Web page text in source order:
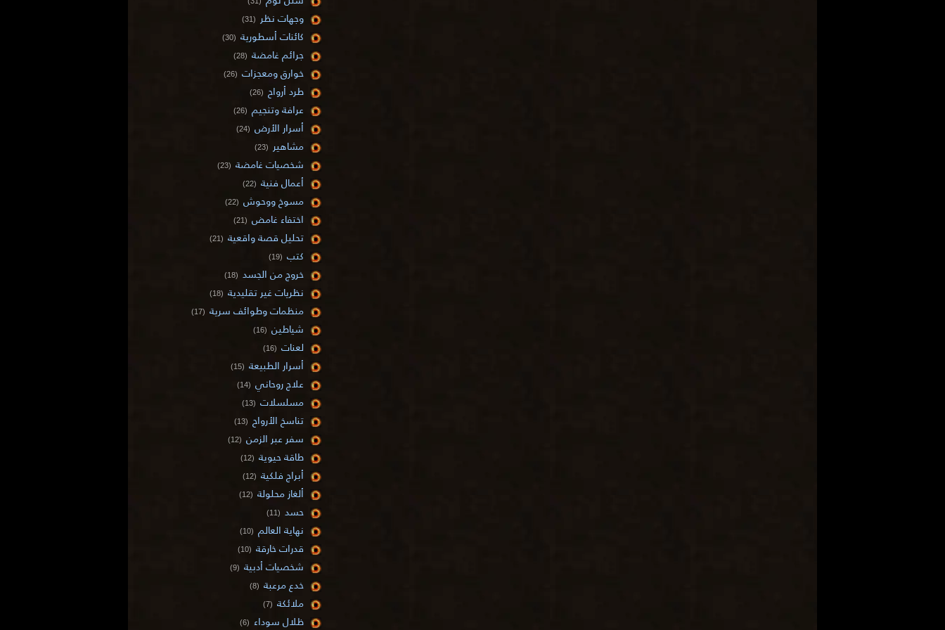
وجهات نظر (31)
كائنات أسطورية (30)
جرائم غامضة (28)
خوارق ومعجزات (26)
طرد أرواح (26)
عرافة وتنجيم (26)
أسرار الأرض (24)
مشاهير (23)
شخصيات غامضة (23)
أعمال فنية (22)
مسوخ ووحوش (22)
اختفاء غامض (21)
تحليل قصة واقعية (21)
كتب (19)
خروج من الجسد (18)
نظريات غير تقليدية (18)
منظمات وطوائف سرية (17)
شياطين (16)
لعنات (16)
أسرار الطبيعة (15)
علاج روحاني (14)
مسلسلات (13)
تناسخ الأرواح (13)
سفر عبر الزمن (12)
طاقة حيوية (12)
أبراج فلكية (12)
ألغاز محلولة (12)
حسد (11)
نهاية العالم (10)
قدرات خارقة (10)
شخصيات أدبية (9)
خدع مرعبة (8)
ملائكة (7)
ظلال سوداء (6)